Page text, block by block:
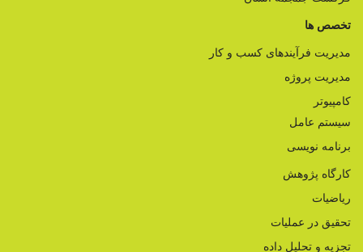
تخصص ها
مدیریت فرآیندهای کسب و کار
مدیریت پروژه
کامپیوتر
سیستم عامل
برنامه نویسی
کارگاه پژوهش
ریاضیات
تحقیق در عملیات
تجزیه و تحلیل داده